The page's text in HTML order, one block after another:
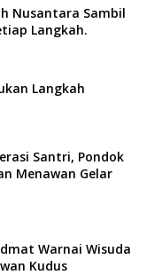
Nusantara Sambil
Langkah.
Langkah
Santri, Pondok
Menawan Gelar
Warnai Wisuda
Kudus